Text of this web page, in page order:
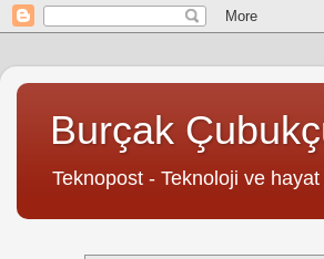
Burçak
Teknopost - Teknoloji ve hayat